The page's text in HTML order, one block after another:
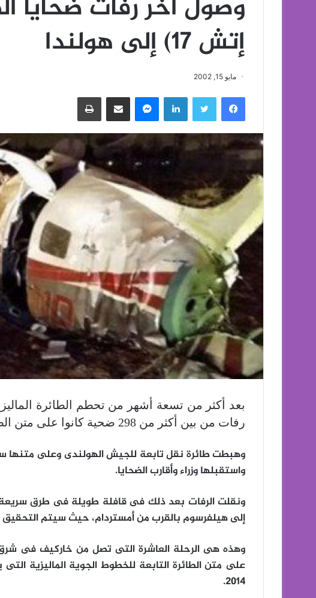
وصول آخر رفات ضحايا
إتش 17) إلى هولندا
مايو 15, 2002
فيسبوك تويتر لينكدإن ماسنجر مشاركة عبر البريد طباعة
رفات من بين أكثر من 298 ضحية كانوا على متن الطائرة إلى هولندا اليوم السبت.
وهبطت طائرة نقل تابعة للجيش الهولندى وعلى
واستقبلها وزراء وأقارب الضحايا.
ونقلت الرفات بعد ذلك فى قافلة طويلة فى طرق سريعة
إلى هيلفرسوم بالقرب من أمستردام، حيث سيتم
وهذه هى الرحلة العاشرة التى تصل من خاركيف فى شرق
2014.